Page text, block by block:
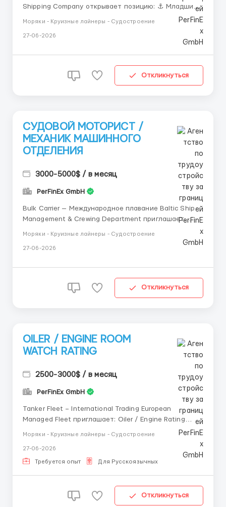
Shipping Company открывает позицию: ⚓ Младший
2,000 – 3,000 / месяц Контракт: 4 месяца
Моряки - Круизные лайнеры - Судостроение
27-06-2026
Откликнуться
СУДОВОЙ МОТОРИСТ /
МЕХАНИК МАШИННОГО
ОТДЕЛЕНИЯ
3000-5000$ / в месяц
PerFinEx GmbH
Bulk Carrier — Международное плавание Baltic Ship
Management & Crewing Department приглашает
международного флота. Информация: Тип судна:
Моряки - Круизные лайнеры - Судостроение
27-06-2026
Откликнуться
OILER / ENGINE ROOM
WATCH RATING
2500-3000$ / в месяц
PerFinEx GmbH
Tanker Fleet – International Trading European
Managed Fleet приглашает: Oiler / Engine Rating
Contract: 4–5 months Обязанности: участие в engine
roo...
Моряки - Круизные лайнеры - Судостроение
27-06-2026
Требуется опыт Для Русскоязычных
Откликнуться